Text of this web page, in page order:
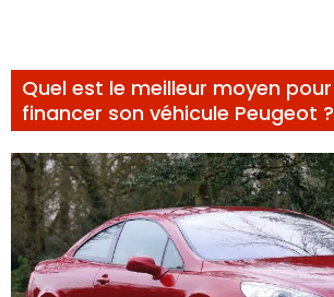
Quel est le meilleur moyen pour
financer son véhicule Peugeot ?